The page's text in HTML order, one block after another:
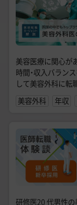
美容医療に関心があ
時間・収入バランスを見
して美容外科に転職したい方 医師年
続ける美容外科...
美容外科 年収
研修医20 代男性の美容外